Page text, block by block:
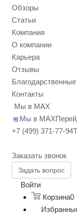
Обзоры
Статьи
Компания
О компании
Карьера
Отзывы
Контакты
Мы в MAX
Мы в MAX
+7 (499) 371-77-94
Заказать звонок
Задать вопрос
Войти
Корзина0